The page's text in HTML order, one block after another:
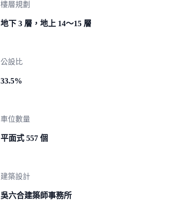
樓層規劃
地下 3 層，地上 14～15 層
公設比
33.5%
車位數量
平面式 557 個
建築設計
吳六合建築師事務所